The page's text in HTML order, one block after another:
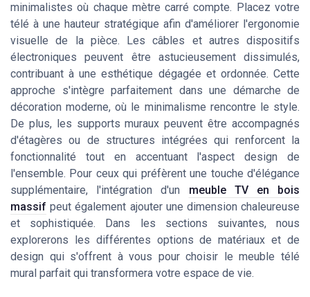
minimalistes où chaque mètre carré compte. Placez votre
télé à une hauteur stratégique afin d'améliorer l'ergonomie
visuelle de la pièce. Les câbles et autres dispositifs
électroniques peuvent être astucieusement dissimulés,
contribuant à une esthétique dégagée et ordonnée. Cette
approche s'intègre parfaitement dans une démarche de
décoration moderne, où le minimalisme rencontre le style.
De plus, les supports muraux peuvent être accompagnés
d'étagères ou de structures intégrées qui renforcent la
fonctionnalité tout en accentuant l'aspect design de
l'ensemble. Pour ceux qui préfèrent une touche d'élégance
supplémentaire, l'intégration d'un meuble TV en bois
massif peut également ajouter une dimension chaleureuse
et sophistiquée. Dans les sections suivantes, nous
explorerons les différentes options de matériaux et de
design qui s'offrent à vous pour choisir le meuble télé
mural parfait qui transformera votre espace de vie.